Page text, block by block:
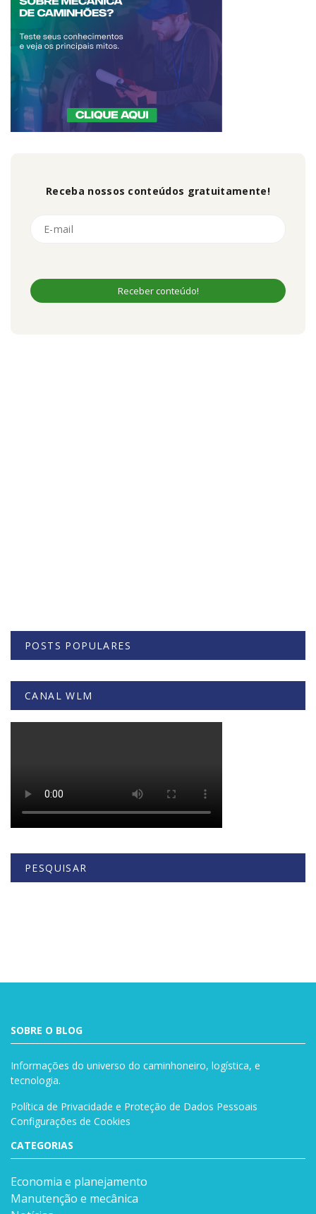
Receba nossos conteúdos gratuitamente!
POSTS POPULARES
CANAL WLM
PESQUISAR
SOBRE O BLOG
Informações do universo do caminhoneiro, logística, e
tecnologia.
Política de Privacidade e Proteção de Dados Pessoais
Configurações de Cookies
CATEGORIAS
Economia e planejamento
Manutenção e mecânica